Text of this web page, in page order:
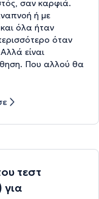
σαν καρφιά.
ή με
όλα ήταν
όταν
είναι
Που αλλού θα
τεστ
για